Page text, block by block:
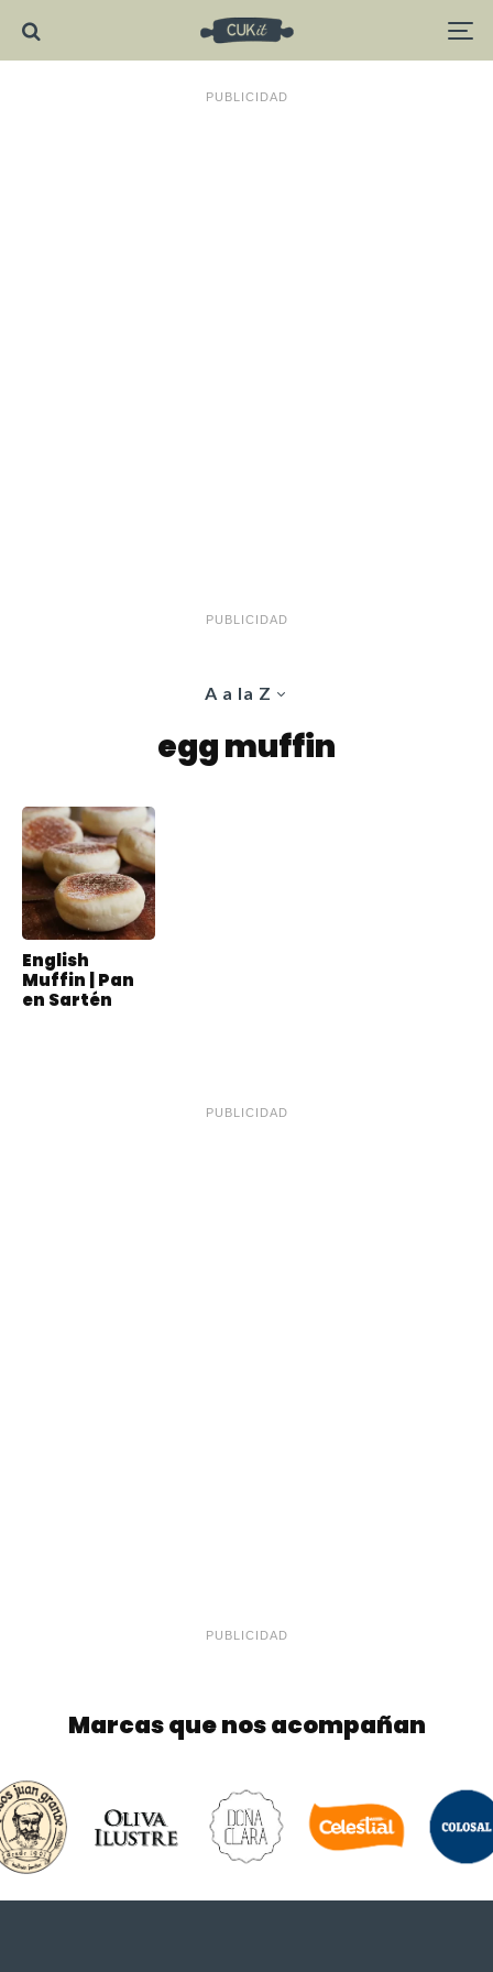
PUBLICIDAD
PUBLICIDAD
A a la Z
egg muffin
English
Muffin | Pan
en Sartén
PUBLICIDAD
PUBLICIDAD
Marcas que nos acompañan